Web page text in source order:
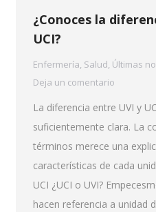
¿Conoces la
UCI?
Enfermería, Salud, Últimas
Deja un comentario
La diferencia entre UVI y
suficientemente clara. La
términos merece una
características de cada
UCI ¿UCI o UVI?
hacen referencia a unidad